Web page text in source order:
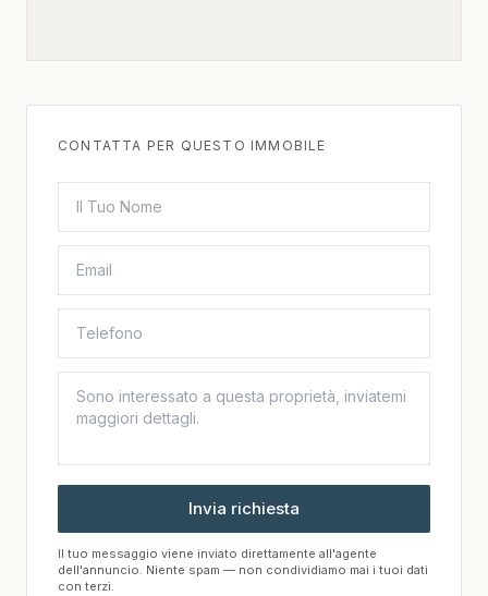
CONTATTA PER QUESTO IMMOBILE
Invia richiesta
Il tuo messaggio viene inviato direttamente all'agente
dell'annuncio. Niente spam — non condividiamo mai i tuoi dati
con terzi.